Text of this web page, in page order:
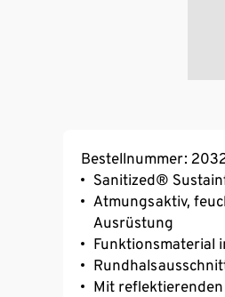
Bestellnummer:
Sanitized®
Atmungsaktiv,
Ausrüstung
Funktionsmaterial
Mit